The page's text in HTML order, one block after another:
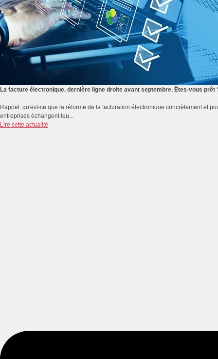
La facture électronique, dernière ligne droite avant septembre. Êtes-vous prêt
Rappel: qu'est-ce que la réforme de la facturation électronique concrètement et
entreprises échangent leu...
Lire cette actualité